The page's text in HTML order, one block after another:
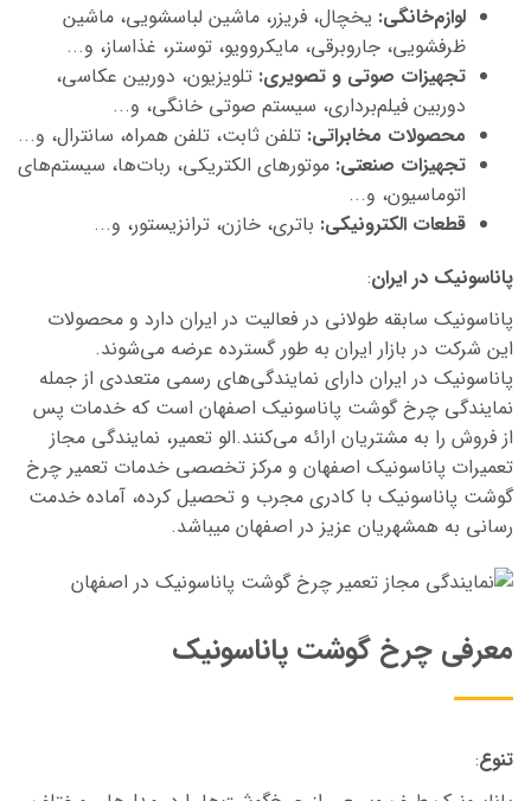
لوازم‌خانگی: یخچال، فریزر، ماشین لباسشویی، ماشین
ظرفشویی، جاروبرقی، مایکروویو، توستر، غذاساز، و...
تجهیزات صوتی و تصویری: تلویزیون، دوربین عکاسی،
دوربین فیلم‌برداری، سیستم صوتی خانگی، و...
محصولات مخابراتی: تلفن ثابت، تلفن همراه، سانترال، و...
تجهیزات صنعتی: موتورهای الکتریکی، ربات‌ها، سیستم‌های
اتوماسیون، و...
قطعات الکترونیکی: باتری، خازن، ترانزیستور، و...
پاناسونیک در ایران:
پاناسونیک سابقه طولانی در فعالیت در ایران دارد و محصولات
این شرکت در بازار ایران به طور گسترده عرضه می‌شوند.
پاناسونیک در ایران دارای نمایندگی‌های رسمی متعددی از جمله
نمایندگی چرخ گوشت پاناسونیک اصفهان است که خدمات پس
از فروش را به مشتریان ارائه می‌کنند.الو تعمیر، نمایندگی مجاز
تعمیرات پاناسونیک اصفهان و مرکز تخصصی خدمات تعمیر چرخ
گوشت پاناسونیک با کادری مجرب و تحصیل کرده، آماده خدمت
رسانی به همشهریان عزیز در اصفهان میباشد.
معرفی چرخ گوشت پاناسونیک
تنوع: